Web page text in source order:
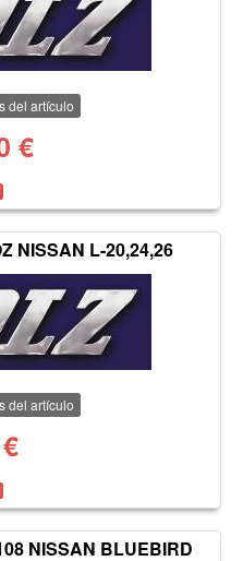
del artículo
€
NISSAN L-20,24,26
del artículo
€
NISSAN BLUEBIRD